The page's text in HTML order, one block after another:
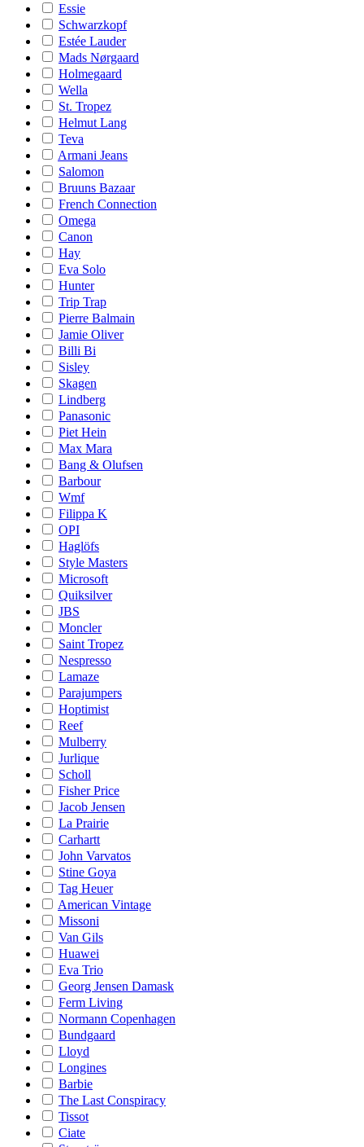
Essie
Schwarzkopf
Estée Lauder
Mads Nørgaard
Holmegaard
Wella
St. Tropez
Helmut Lang
Teva
Armani Jeans
Salomon
Bruuns Bazaar
French Connection
Omega
Canon
Hay
Eva Solo
Hunter
Trip Trap
Pierre Balmain
Jamie Oliver
Billi Bi
Sisley
Skagen
Lindberg
Panasonic
Piet Hein
Max Mara
Bang & Olufsen
Barbour
Wmf
Filippa K
OPI
Haglöfs
Style Masters
Microsoft
Quiksilver
JBS
Moncler
Saint Tropez
Nespresso
Lamaze
Parajumpers
Hoptimist
Reef
Mulberry
Jurlique
Scholl
Fisher Price
Jacob Jensen
La Prairie
Carhartt
John Varvatos
Stine Goya
Tag Heuer
American Vintage
Missoni
Van Gils
Huawei
Eva Trio
Georg Jensen Damask
Ferm Living
Normann Copenhagen
Bundgaard
Lloyd
Longines
Barbie
The Last Conspiracy
Tissot
Ciate